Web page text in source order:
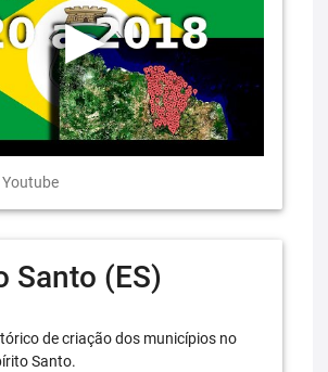
Santo (ES)
de criação dos municípios no
Santo.